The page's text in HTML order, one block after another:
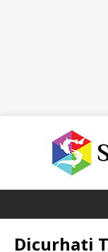
Dicurhati